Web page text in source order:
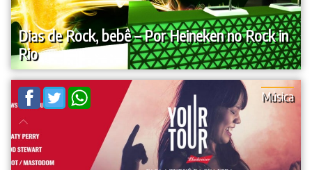
Dias de Rock, bebê – Por Heineken no Rock in
Rio
Música